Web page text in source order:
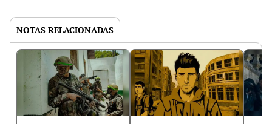
NOTAS RELACIONADAS